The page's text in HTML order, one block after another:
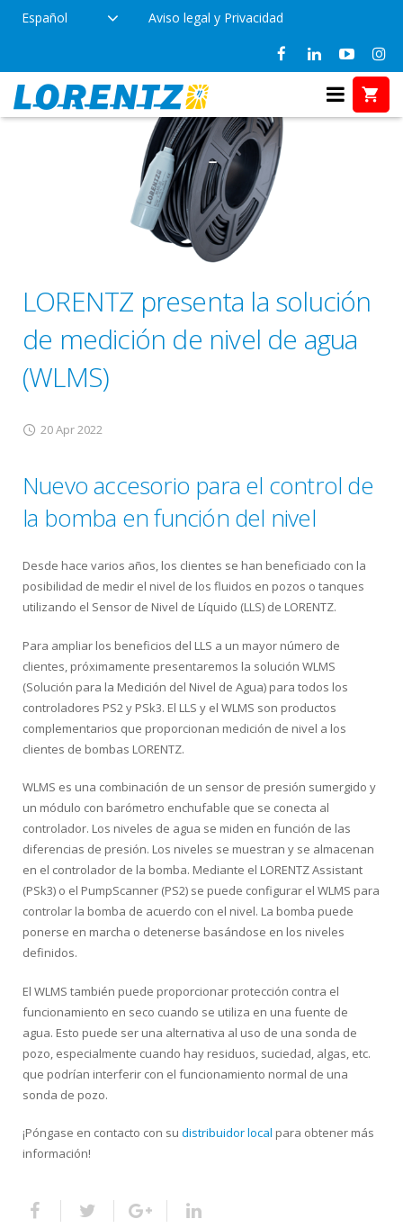
Español Aviso legal y Privacidad
LORENTZ presenta la solución
de medición de nivel de agua
(WLMS)
20 Apr 2022
Nuevo accesorio para el control de
la bomba en función del nivel
Desde hace varios años, los clientes se han beneficiado con la
posibilidad de medir el nivel de los fluidos en pozos o tanques
utilizando el Sensor de Nivel de Líquido (LLS) de LORENTZ.
Para ampliar los beneficios del LLS a un mayor número de
clientes, próximamente presentaremos la solución WLMS
(Solución para la Medición del Nivel de Agua) para todos los
controladores PS2 y PSk3. El LLS y el WLMS son productos
complementarios que proporcionan medición de nivel a los
clientes de bombas LORENTZ.
WLMS es una combinación de un sensor de presión sumergido y
un módulo con barómetro enchufable que se conecta al
controlador. Los niveles de agua se miden en función de las
diferencias de presión. Los niveles se muestran y se almacenan
en el controlador de la bomba. Mediante el LORENTZ Assistant
(PSk3) o el PumpScanner (PS2) se puede configurar el WLMS para
controlar la bomba de acuerdo con el nivel. La bomba puede
ponerse en marcha o detenerse basándose en los niveles
definidos.
El WLMS también puede proporcionar protección contra el
funcionamiento en seco cuando se utiliza en una fuente de
agua. Esto puede ser una alternativa al uso de una sonda de
pozo, especialmente cuando hay residuos, suciedad, algas, etc.
que podrían interferir con el funcionamiento normal de una
sonda de pozo.
¡Póngase en contacto con su distribuidor local para obtener más
información!